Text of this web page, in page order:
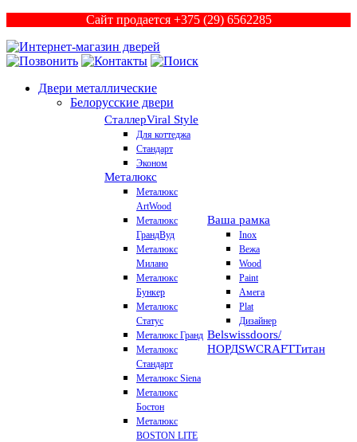
Сайт продается +375 (29) 6562285
Двери металлические
Белорусские двери
СталлерViral Style
Для коттеджа
Стандарт
Эконом
Металюкс
Металюкс
ArtWood
Металюкс
ГрандВуд
Металюкс
Милано
Металюкс
Бункер
Металюкс
Статус
Металюкс Гранд
Металюкс
Стандарт
Металюкс Siena
Металюкс
Бостон
Металюкс
BOSTON LITE
Ваша рамка
Inox
Вежа
Wood
Paint
Амега
Plat
Дизайнер
Belswissdoors/
НОРДSWCRAFTТитан